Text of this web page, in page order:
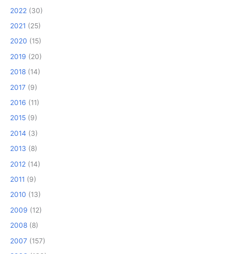
2022 (30)
2021 (25)
2020 (15)
2019 (20)
2018 (14)
2017 (9)
2016 (11)
2015 (9)
2014 (3)
2013 (8)
2012 (14)
2011 (9)
2010 (13)
2009 (12)
2008 (8)
2007 (157)